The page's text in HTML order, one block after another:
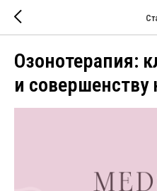
Озонотерапия:
и совершенству